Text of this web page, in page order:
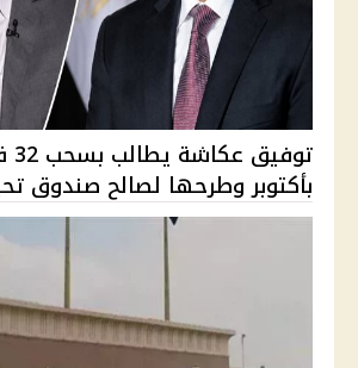
بأكتوبر وطرحها لصالح صندوق